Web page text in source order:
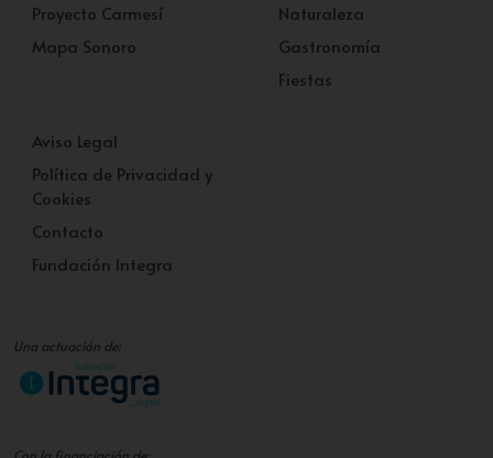
Proyecto Carmesí
Mapa Sonoro
Naturaleza
Gastronomía
Fiestas
Aviso Legal
Política de Privacidad y
Cookies
Contacto
Fundación Integra
Una actuación de: